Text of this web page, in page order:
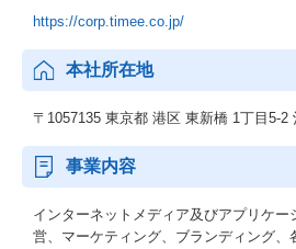
https://corp.timee.co.jp/
本社所在地
〒1057135 東京都 港区 東新橋 1丁目5-2
事業内容
インターネットメディア及びアプリケー
営、マーケティング、ブランディング、